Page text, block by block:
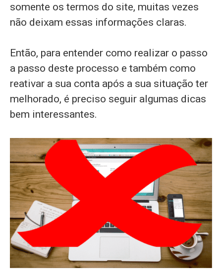
somente os termos do site, muitas vezes
não deixam essas informações claras.
Então, para entender como realizar o passo
a passo deste processo e também como
reativar a sua conta após a sua situação ter
melhorado, é preciso seguir algumas dicas
bem interessantes.